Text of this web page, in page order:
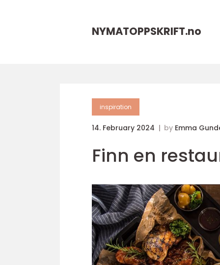
NYMATOPPSKRIFT.no
inspiration
14. February 2024 by Emma
Finn en